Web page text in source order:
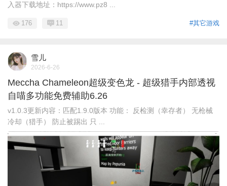
入器下载地址：https://www.pz8 ...
#其它游戏
176 11
雪儿
2026-6-26
Meccha Chameleon超级变色龙 - 超级猎手内部透视
自喵多功能免费辅助6.26
v1.0.3更新内容：匹配1.9.0版本 功能： 反检测（幸存者） 无枪械
冷却（猎手） 防止被踢出 只 ...